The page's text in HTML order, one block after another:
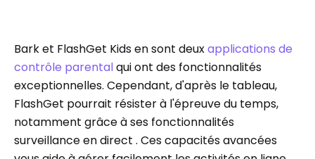
Bark et FlashGet Kids en sont deuxapplications de
contrôle parentalqui ont des fonctionnalités
exceptionnelles. Cependant, d'après le tableau,
FlashGet pourrait résister à l'épreuve du temps,
notamment grâce à ses fonctionnalités
surveillance en direct . Ces capacités avancées